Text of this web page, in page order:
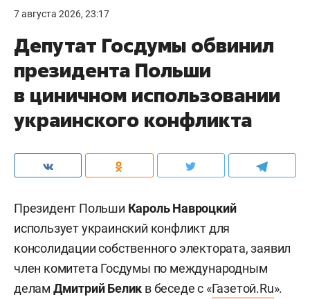
7 августа 2026, 23:17
Депутат Госдумы обвинил
президента Польши
в циничном использовании
украинского конфликта
Президент Польши Кароль Навроцкий
использует украинский конфликт для
консолидации собственного электората, заявил
член комитета Госдумы по международным
делам Дмитрий Белик в беседе с «Газетой.Ru».